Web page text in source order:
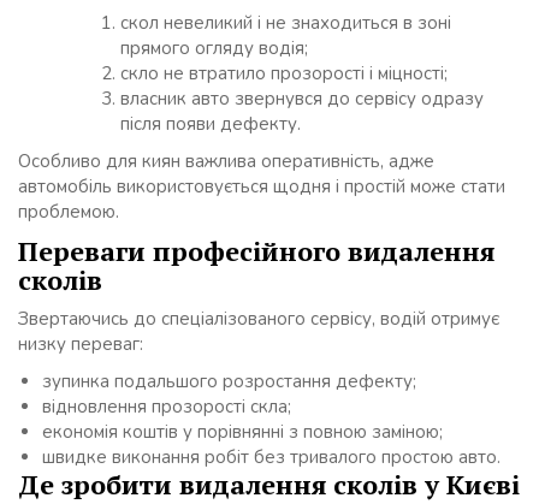
скол невеликий і не знаходиться в зоні
прямого огляду водія;
скло не втратило прозорості і міцності;
власник авто звернувся до сервісу одразу
після появи дефекту.
Особливо для киян важлива оперативність, адже
автомобіль використовується щодня і простій може стати
проблемою.
Переваги професійного видалення
сколів
Звертаючись до спеціалізованого сервісу, водій отримує
низку переваг:
зупинка подальшого розростання дефекту;
відновлення прозорості скла;
економія коштів у порівнянні з повною заміною;
швидке виконання робіт без тривалого простою авто.
Де зробити видалення сколів у Києві